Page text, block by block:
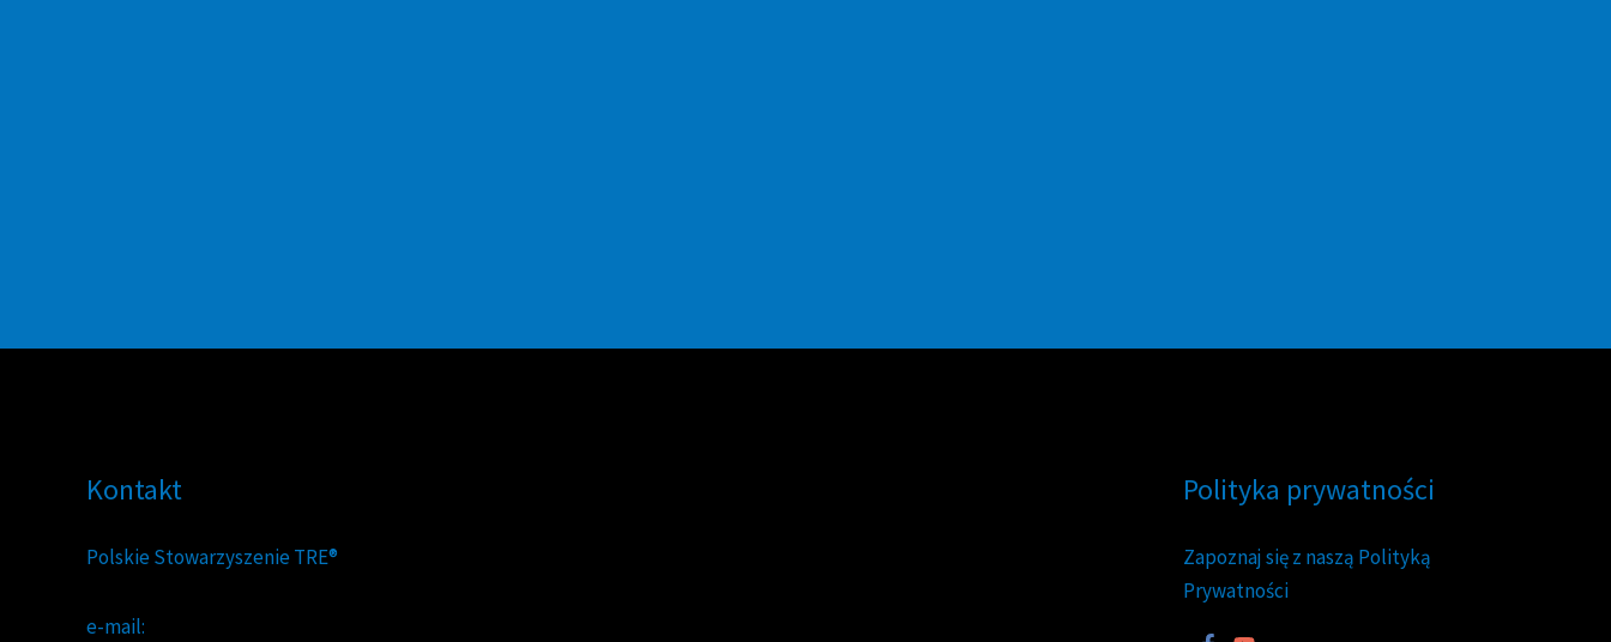
Kontakt
Polskie Stowarzyszenie TRE®
e-mail:
Polityka prywatności
Zapoznaj się z naszą Polityką
Prywatności